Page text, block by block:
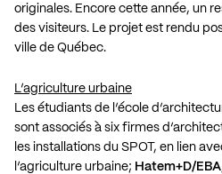
originales. Encore cette année, un
des visiteurs. Le projet est rendu
ville de Québec.
L’agriculture urbaine
Les étudiants de l’école
sont associés à six firmes
les installations du SPOT, en lien
l’agriculture urbaine; Hatem+D/EBA